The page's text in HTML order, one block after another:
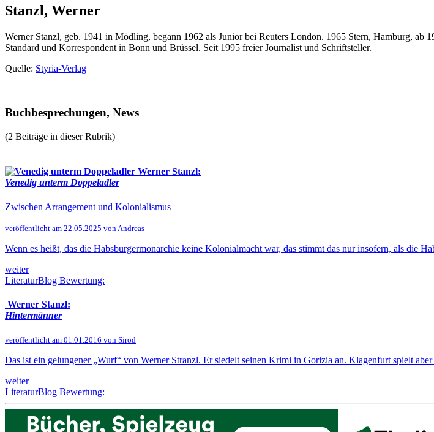
Stanzl, Werner
Werner Stanzl, geb. 1941 in Mödling, begann 1962 als Junior bei Reuters London. 1965 Stern, Hamburg,
Standard und Korrespondent in Bonn und Brüssel. Seit 1995 freier Journalist und Schriftsteller.
Quelle: Styria-Verlag
Buchbesprechungen, News
(2 Beiträge in dieser Rubrik)
Werner Stanzl:
Venedig unterm Doppeladler
Zwischen Arrangement und Kolonialismus
veröffentlicht am 22.05.2025 von Andreas
Wenn es heißt, das die Habsburgermonarchie keine Kolonialmacht war, das stimmt das nur insofern, als die
weiter
LiteraturBlog Bewertung:
Werner Stanzl:
Hintermänner
veröffentlicht am 01.01.2016 von Sirod
Das ist ein gelungener „Wurf“ von Werner Stranzl. Er siedelt seinen Krimi in Gorizia an. Klagenfurt spielt
weiter
LiteraturBlog Bewertung: